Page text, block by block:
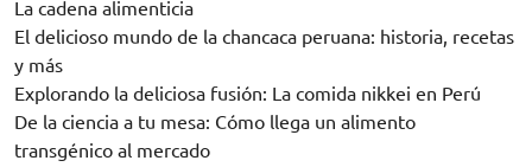
La cadena alimenticia
El delicioso mundo de la chancaca peruana: historia, recetas
y más
Explorando la deliciosa fusión: La comida nikkei en Perú
De la ciencia a tu mesa: Cómo llega un alimento
transgénico al mercado